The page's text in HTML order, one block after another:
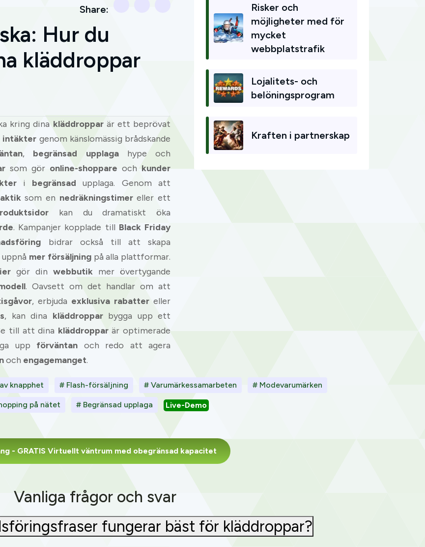
Share:
Hur du
kläddroppar
kring dina kläddropparär ett beprövat
intäkter genom känslomässig brådskande
, begränsad upplagahype och
som gör online-shoppare och kunder
i begränsad upplaga. Genom att
som en nedräkningstimereller ett
kan du dramatiskt öka
. Kampanjer kopplade till Black Friday
bidrar också till att skapa
mer försäljningpå alla plattformar.
gör din webbutik mer övertygande
. Oavsett om det handlar om att
, erbjuda exklusiva rabatter eller
, kan dina kläddropparbygga upp ett
till att dina kläddropparär optimerade
upp förväntan och redo att agera
och engagemanget.
Risker och
möjligheter med för
mycket
webbplatstrafik
Lojalitets- och
belöningsprogram
Kraften i partnerskap
knapphet # Flash-försäljning # Varumärkessamarbeten # Modevarumärken
på nätet # Begränsad upplaga Live-Demo
- GRATIS Virtuellt väntrum med obegränsad kapacitet
Vanliga frågor och svar
fungerar bäst för kläddroppar?